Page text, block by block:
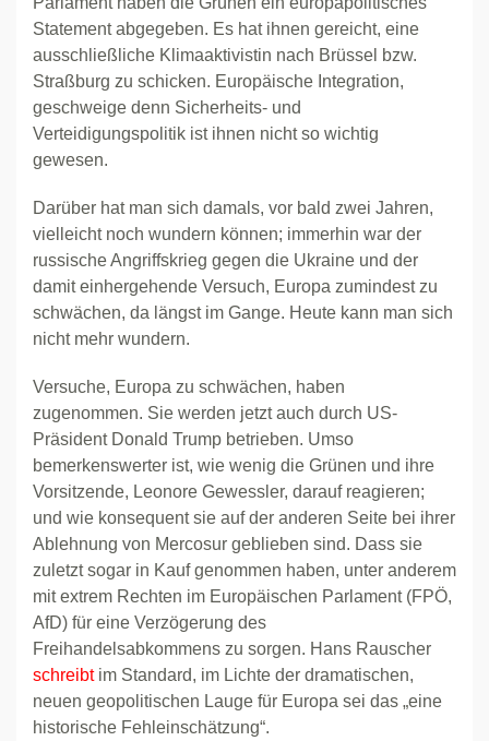
Statement abgegeben. Es hat ihnen gereicht, eine
ausschließliche Klimaaktivistin nach Brüssel bzw.
Straßburg zu schicken. Europäische Integration,
geschweige denn Sicherheits- und
Verteidigungspolitik ist ihnen nicht so wichtig
gewesen.
Darüber hat man sich damals, vor bald zwei Jahren,
vielleicht noch wundern können; immerhin war der
russische Angriffskrieg gegen die Ukraine und der
damit einhergehende Versuch, Europa zumindest zu
schwächen, da längst im Gange. Heute kann man sich
nicht mehr wundern.
Versuche, Europa zu schwächen, haben
zugenommen. Sie werden jetzt auch durch US-
Präsident Donald Trump betrieben. Umso
bemerkenswerter ist, wie wenig die Grünen und ihre
Vorsitzende, Leonore Gewessler, darauf reagieren;
und wie konsequent sie auf der anderen Seite bei ihrer
Ablehnung von Mercosur geblieben sind. Dass sie
zuletzt sogar in Kauf genommen haben, unter anderem
mit extrem Rechten im Europäischen Parlament (FPÖ,
AfD) für eine Verzögerung des
Freihandelsabkommens zu sorgen. Hans Rauscher
schreibtim Standard, im Lichte der dramatischen,
neuen geopolitischen Lauge für Europa sei das „eine
historische Fehleinschätzung“.